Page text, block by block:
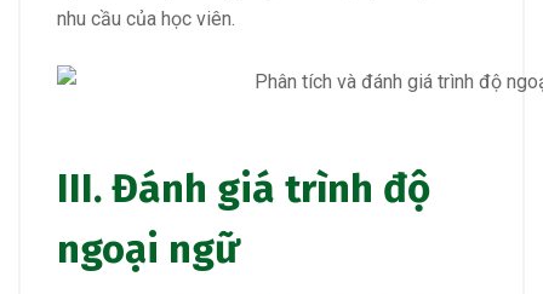
nhu cầu của học viên.
III. Đánh giá trình độ
ngoại ngữ